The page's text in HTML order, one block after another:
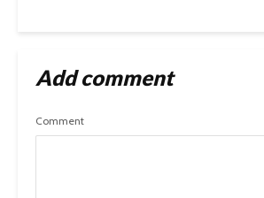
Add comment
Comment